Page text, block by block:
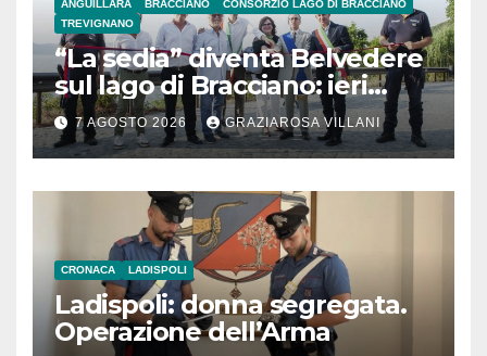
ANGUILLARA BRACCIANO
CONSORZIO LAGO DI BRACCIANO
TREVIGNANO
“La sedia” diventa Belvedere
sul lago di Bracciano: ieri
l’inaugurazione
7 AGOSTO 2026 GRAZIAROSA VILLANI
CRONACA LADISPOLI
Ladispoli: donna segregata.
Operazione dell’Arma